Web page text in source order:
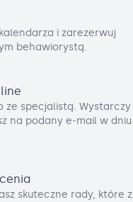
i zarezerwuj
behawiorystą.
ze specjalistą. Wystarczy
na podany e-mail w dniu
skuteczne rady, które z